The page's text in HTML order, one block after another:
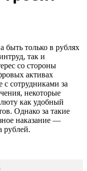
быть только в рублях
так и
со стороны
активах
с сотрудниками за
некоторые
как удобный
Однако за такие
наказание —
рублей.